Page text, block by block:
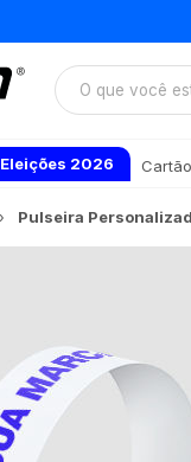
Eleições 2026
Pulseira